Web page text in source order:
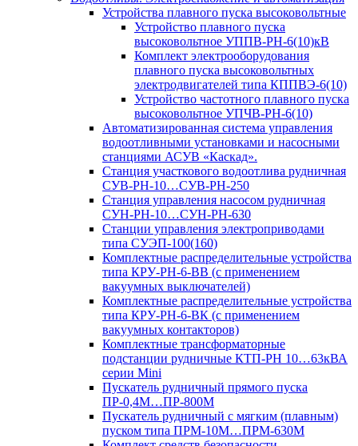
Устройства плавного пуска высоковольтные
Устройство плавного пуска
высоковольтное УППВ-РН-6(10)кВ
Комплект электрооборудования
плавного пуска высоковольтных
электродвигателей типа КППВЭ-6(10)
Устройство частотного плавного пуска
высоковольтное УПЧВ-РН-6(10)
Автоматизированная система управления
водоотливными установками и насосными
станциями АСУВ «Каскад».
Станция участкового водоотлива рудничная
СУВ-РН-10…СУВ-РН-250
Станция управления насосом рудничная
СУН-РН-10…СУН-РН-630
Станции управления электроприводами
типа СУЭП-100(160)
Комплектные распределительные устройства
типа КРУ-РН-6-ВВ (с применением
вакуумных выключателей)
Комплектные распределительные устройства
типа КРУ-РН-6-ВК (с применением
вакуумных контакторов)
Комплектные трансформаторные
подстанции рудничные КТП-РН 10…63кВА
серии Mini
Пускатель рудничный прямого пуска
ПР-0,4М…ПР-800М
Пускатель рудничный с мягким (плавным)
пуском типа ПРМ-10М…ПРМ-630М